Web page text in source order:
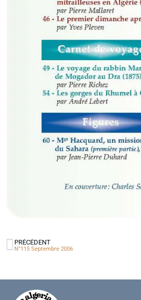
PRÉCÉDENT
N°115 Septembre 2006